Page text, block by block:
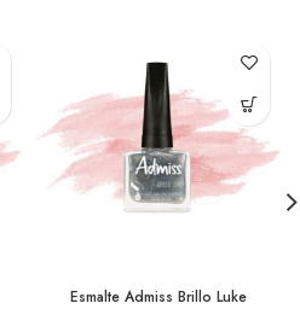
Esmalte Admiss Brillo Luke